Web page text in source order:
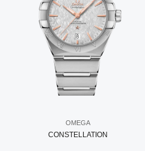
OMEGA
CONSTELLATION